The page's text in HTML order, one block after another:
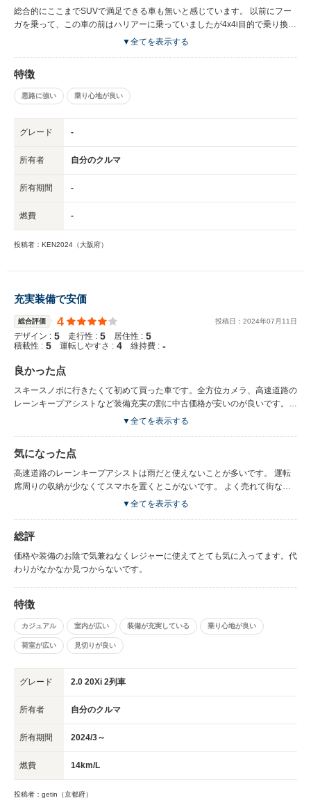
総合的にここまでSUVで満足できる車も無いと感じています。 以前にフー
ガを乗って、この車の前はハリアーに乗っていましたが4x4i目的で乗り換え
て本当に正解だったと思っています。ハリアーとは比較にならない走行性能
▼全てを表示する
特徴
悪路に強い 乗り心地が良い
グレード -
所有者 自分のクルマ
所有期間 -
燃費 -
投稿者：KEN2024（大阪府）
充実装備で安価
総合評価 4 投稿日： 2024年07 月 11 日
デザイン : 5 走行性 : 5 居住性 : 5
積載性 : 5 運転しやすさ : 4 維持費 : -
良かった点
スキースノボに行きたくて初めて買った車です。全方位カメラ、高速道路の
レーンキープアシストなど装備充実の割に中古価格が安いのが良いです。
デザインも新型よりこっちのほうが好きです。 室内は後席も荷室もとても
です。ハイブリッドでも何でもない割にはとても燃費がいいと思います。ハ
イブリッドでない分車両価格が安いのでトータルのコストでも安くなるので
はないかと思います。
▼全てを表示する
気になった点
高速道路のレーンキープアシストは雨だと使えないことが多いです。 運転
席周りの収納が少なくてスマホを置くとこがないです。 よく売れて街なか
でありふれた車種なので特別感はないです
▼全てを表示する
総評
価格や装備のお陰で気兼ねなくレジャーに使えてとても気に入ってます。代
わりがなかなか見つからないです。
特徴
カジュアル 室内が広い 装備が充実している 乗り心地が良い
荷室が広い 見切りが良い
グレード 2.0 20Xi 2列車
所有者 自分のクルマ
所有期間 2024/3～
燃費 14km/L
投稿者：getin（京都府）